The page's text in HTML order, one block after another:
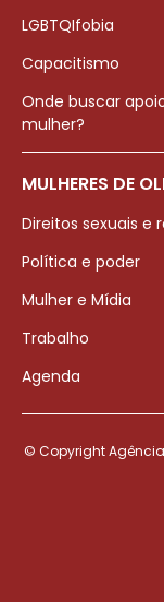
LGBTQIfobia
Capacitismo
Onde buscar
mulher?
MULHERES DE
Direitos sexuais e
Política e poder
Mulher e Mídia
Trabalho
Agenda
© Copyright